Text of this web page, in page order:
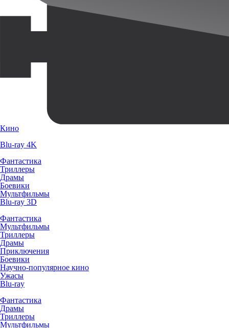
Кино
Blu-ray 4K
Фантастика
Триллеры
Драмы
Боевики
Мультфильмы
Blu-ray 3D
Фантастика
Мультфильмы
Триллеры
Драмы
Приключения
Боевики
Научно-популярное кино
Ужасы
Blu-ray
Фантастика
Драмы
Триллеры
Мультфильмы